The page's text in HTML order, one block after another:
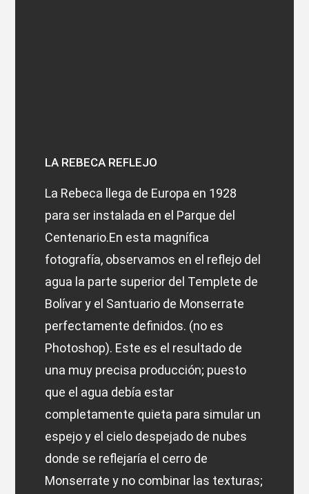
LA REBECA REFLEJO
La Rebeca llega de Europa en 1928
para ser instalada en el Parque del
Centenario.En esta magnífica
fotografía, observamos en el reflejo del
agua la parte superior del Templete de
Bolívar y el Santuario de Monserrate
perfectamente definidos. (no es
Photoshop). Este es el resultado de
una muy precisa producción; puesto
que el agua debía estar
completamente quieta para simular un
espejo y el cielo despejado de nubes
donde se reflejaría el cerro de
Monserrate y no combinar las texturas;